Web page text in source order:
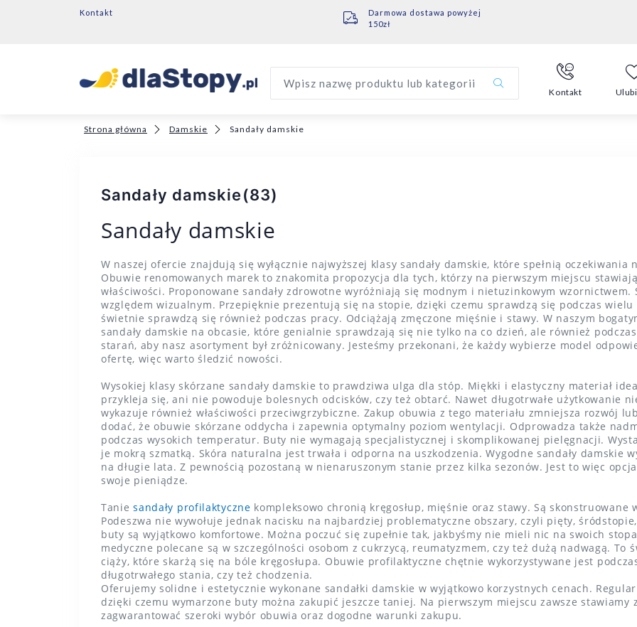
Kontakt
Darmowa dostawa powyżej
150zł
Wpisz nazwę produktu lub kategorii
Kontakt
Strona główna Damskie Sandały damskie
Sandały damskie(83)
Sandały damskie
W naszej ofercie znajdują się wyłącznie najwyższej klasy sandały damskie, które spełnią
Obuwie renomowanych marek to znakomita propozycja dla tych, którzy na pierwszym miejscu
właściwości. Proponowane sandały zdrowotne wyróżniają się modnym i nietuzinkowym
względem wizualnym. Przepięknie prezentują się na stopie, dzięki czemu sprawdzą się podczas
świetnie sprawdzą się również podczas pracy. Odciążają zmęczone mięśnie i stawy. W naszym
sandały damskie na obcasie, które genialnie sprawdzają się nie tylko na co dzień, ale również
starań, aby nasz asortyment był zróżnicowany. Jesteśmy przekonani, że każdy wybierze model
ofertę, więc warto śledzić nowości.
Wysokiej klasy skórzane sandały damskie to prawdziwa ulga dla stóp. Miękki i elastyczny materiał
przykleja się, ani nie powoduje bolesnych odcisków, czy też obtarć. Nawet długotrwałe użytkowanie
wykazuje również właściwości przeciwgrzybiczne. Zakup obuwia z tego materiału zmniejsza rozwój
dodać, że obuwie skórzane oddycha i zapewnia optymalny poziom wentylacji. Odprowadza także
podczas wysokich temperatur. Buty nie wymagają specjalistycznej i skomplikowanej pielęgnacji.
je mokrą szmatką. Skóra naturalna jest trwała i odporna na uszkodzenia. Wygodne sandały damskie
na długie lata. Z pewnością pozostaną w nienaruszonym stanie przez kilka sezonów. Jest to więc
swoje pieniądze.
Taniesandały profilaktyczne kompleksowo chronią kręgosłup, mięśnie oraz stawy. Są
Podeszwa nie wywołuje jednak nacisku na najbardziej problematyczne obszary, czyli pięty,
buty są wyjątkowo komfortowe. Można poczuć się zupełnie tak, jakbyśmy nie mieli nic na swoich
medyczne polecane są w szczególności osobom z cukrzycą, reumatyzmem, czy też dużą nadwagą.
ciąży, które skarżą się na bóle kręgosłupa. Obuwie profilaktyczne chętnie wykorzystywane jest
długotrwałego stania, czy też chodzenia.
Oferujemy solidne i estetycznie wykonane sandałki damskie w wyjątkowo korzystnych cenach.
dzięki czemu wymarzone buty można zakupić jeszcze taniej. Na pierwszym miejscu zawsze stawiamy
zagwarantować szeroki wybór obuwia oraz dogodne warunki zakupu.